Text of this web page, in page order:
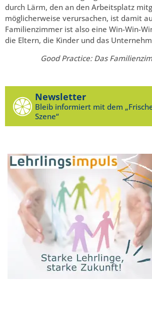
durch Lärm, den an den Arbeitsplatz
möglicherweise verursachen, ist damit
Familienzimmer ist also eine Win-Win-
die Eltern, die Kinder und das
Good Practice: Das
Newsletter
Bleib informiert mit dem
Szene“